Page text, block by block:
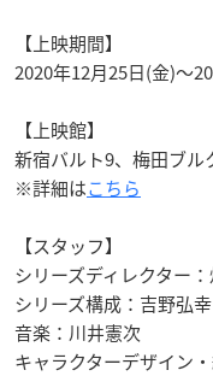
【上映期間】
2020年12月25日(金)〜
【上映館】
新宿バルト9、梅田ブル
※詳細はこちら
【スタッフ】
シリーズディレクター
シリーズ構成：吉野弘幸
音楽：川井憲次
キャラクターデザイン